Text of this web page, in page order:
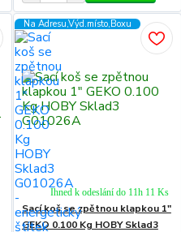
Na Adresu,Výd.místo,Boxu
Sací koš se zpětnou klapkou 1"
GEKO 0.100 Kg HOBY Sklad3
Ihned k odeslání do 11h 11 Ks